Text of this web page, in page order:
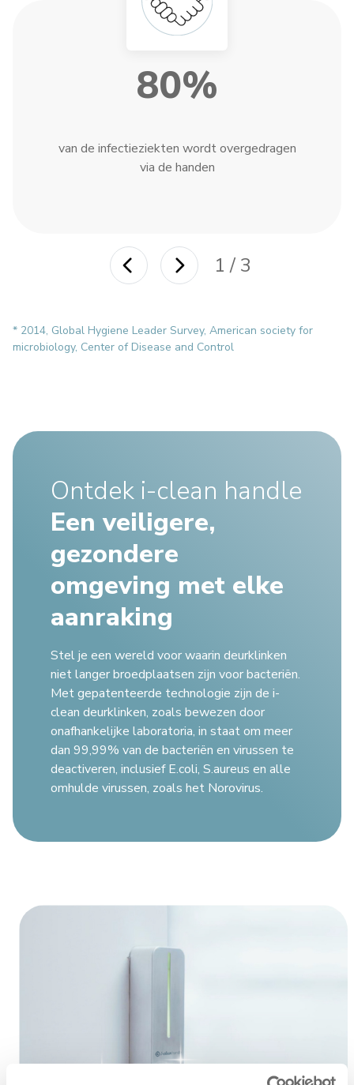
80%
van de infectieziekten wordt overgedragen
via de handen
1 / 3
* 2014, Global Hygiene Leader Survey, American society for
microbiology, Center of Disease and Control
Ontdek i-clean handle
Een veiligere,
gezondere
omgeving met elke
aanraking
Stel je een wereld voor waarin deurklinken
niet langer broedplaatsen zijn voor bacteriën.
Met gepatenteerde technologie zijn de i-
clean deurklinken, zoals bewezen door
onafhankelijke laboratoria, in staat om meer
dan 99,99% van de bacteriën en virussen te
deactiveren, inclusief E.coli, S.aureus en alle
omhulde virussen, zoals het Norovirus.